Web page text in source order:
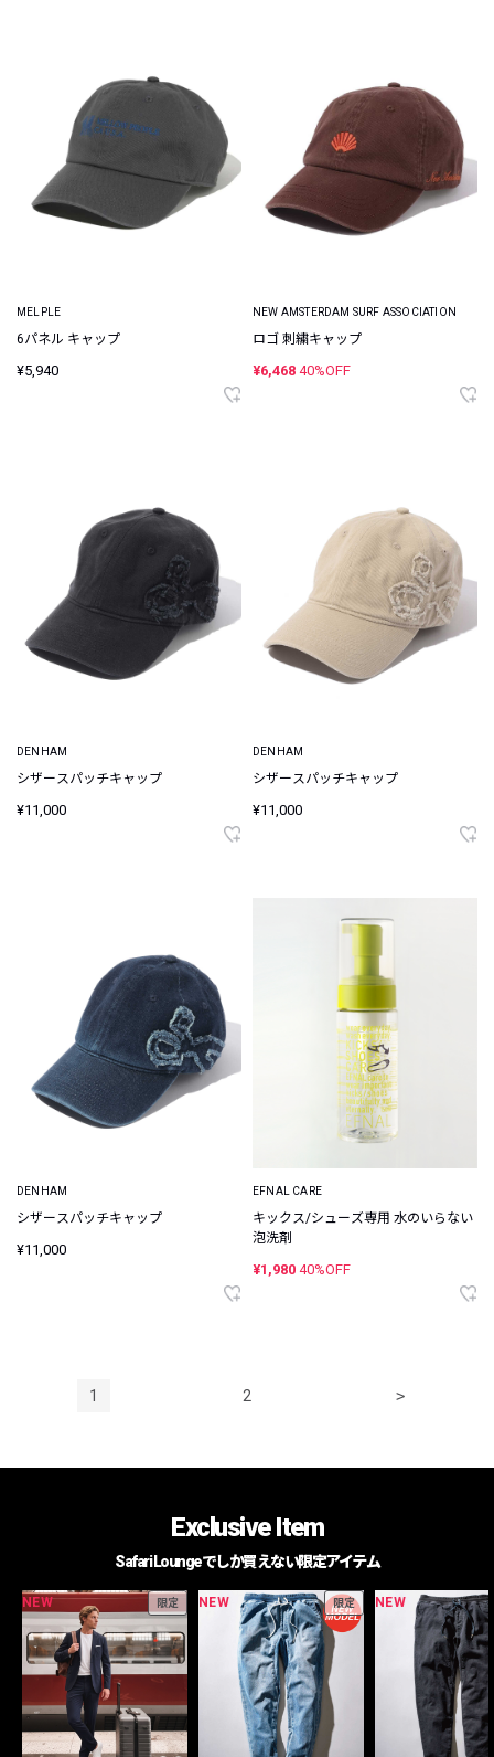
MELPLE
6パネル キャップ
¥5,940
NEW AMSTERDAM SURF ASSOCIATION
ロゴ 刺繍キャップ
¥6,468 40%OFF
DENHAM
シザースパッチキャップ
¥11,000
DENHAM
シザースパッチキャップ
¥11,000
DENHAM
シザースパッチキャップ
¥11,000
EFNAL CARE
キックス/シューズ専用 水のいらない
泡洗剤
¥1,980 40%OFF
1 2 >
Exclusive Item
Safari Loungeでしか買えない限定アイテム
NEW 限定 NEW 限定 NEW